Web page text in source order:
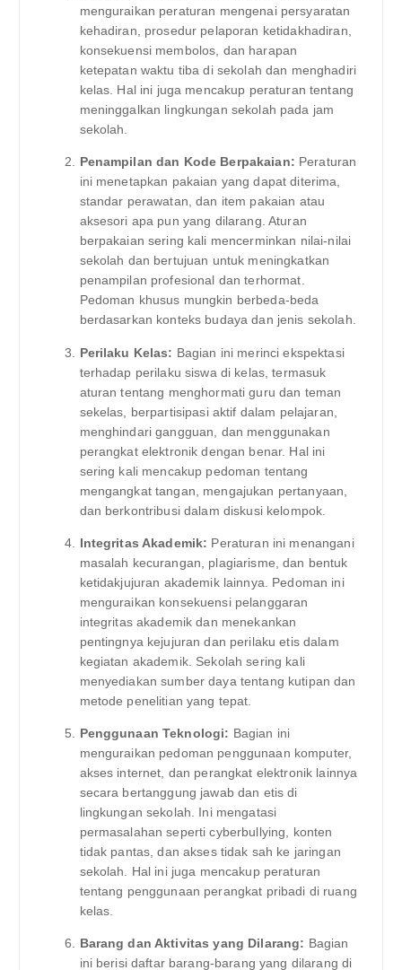
menguraikan peraturan mengenai persyaratan
kehadiran, prosedur pelaporan ketidakhadiran,
konsekuensi membolos, dan harapan
ketepatan waktu tiba di sekolah dan menghadiri
kelas. Hal ini juga mencakup peraturan tentang
meninggalkan lingkungan sekolah pada jam
sekolah.
Penampilan dan Kode Berpakaian: Peraturan
ini menetapkan pakaian yang dapat diterima,
standar perawatan, dan item pakaian atau
aksesori apa pun yang dilarang. Aturan
berpakaian sering kali mencerminkan nilai-nilai
sekolah dan bertujuan untuk meningkatkan
penampilan profesional dan terhormat.
Pedoman khusus mungkin berbeda-beda
berdasarkan konteks budaya dan jenis sekolah.
Perilaku Kelas: Bagian ini merinci ekspektasi
terhadap perilaku siswa di kelas, termasuk
aturan tentang menghormati guru dan teman
sekelas, berpartisipasi aktif dalam pelajaran,
menghindari gangguan, dan menggunakan
perangkat elektronik dengan benar. Hal ini
sering kali mencakup pedoman tentang
mengangkat tangan, mengajukan pertanyaan,
dan berkontribusi dalam diskusi kelompok.
Integritas Akademik: Peraturan ini menangani
masalah kecurangan, plagiarisme, dan bentuk
ketidakjujuran akademik lainnya. Pedoman ini
menguraikan konsekuensi pelanggaran
integritas akademik dan menekankan
pentingnya kejujuran dan perilaku etis dalam
kegiatan akademik. Sekolah sering kali
menyediakan sumber daya tentang kutipan dan
metode penelitian yang tepat.
Penggunaan Teknologi: Bagian ini
menguraikan pedoman penggunaan komputer,
akses internet, dan perangkat elektronik lainnya
secara bertanggung jawab dan etis di
lingkungan sekolah. Ini mengatasi
permasalahan seperti cyberbullying, konten
tidak pantas, dan akses tidak sah ke jaringan
sekolah. Hal ini juga mencakup peraturan
tentang penggunaan perangkat pribadi di ruang
kelas.
Barang dan Aktivitas yang Dilarang: Bagian
ini berisi daftar barang-barang yang dilarang di